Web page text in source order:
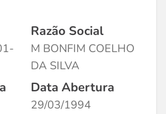
Razão Social
M BONFIM COELHO
DA SILVA
Data Abertura
29/03/1994